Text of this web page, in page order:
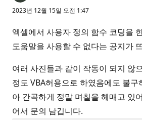
2023년 12월 15일 오전 1:47
엑셀에서 사용자 정의 함수 코딩을
도움말을 사용할 수 없다는 공지가
여러 사진들과 같이 작동이 되지 않
정도 VBA허용으로 하였음에도 불
아 간곡하게 정말 며칠을 헤매고 있
어서 문의 남깁니다.